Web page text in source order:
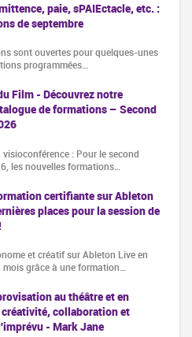
paie, sPAIEctacle, etc. :
de septembre
sont ouvertes pour quelques-unes
programmées…
Film - Découvrez notre
de formations – Second
: Pour le second
les nouvelles formations…
certifiante sur Ableton
places pour la session de
et créatif sur Ableton Live en
grâce à une formation…
au théâtre et en
collaboration et
- Mark Jane